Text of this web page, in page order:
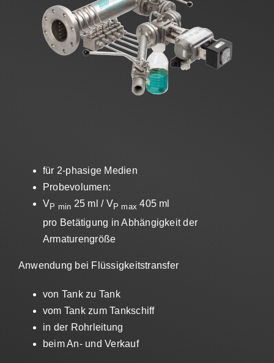
Vertrieb
für 2-phasige Medien
Probevolumen:
VP min 25 ml / VP max 405 ml
pro Betätigung in Abhängigkeit der
Armaturengröße
Anwendung bei Flüssigkeitstransfer
von Tank zu Tank
vom Tank zum Tankschiff
in der Rohrleitung
beim An- und Verkauf